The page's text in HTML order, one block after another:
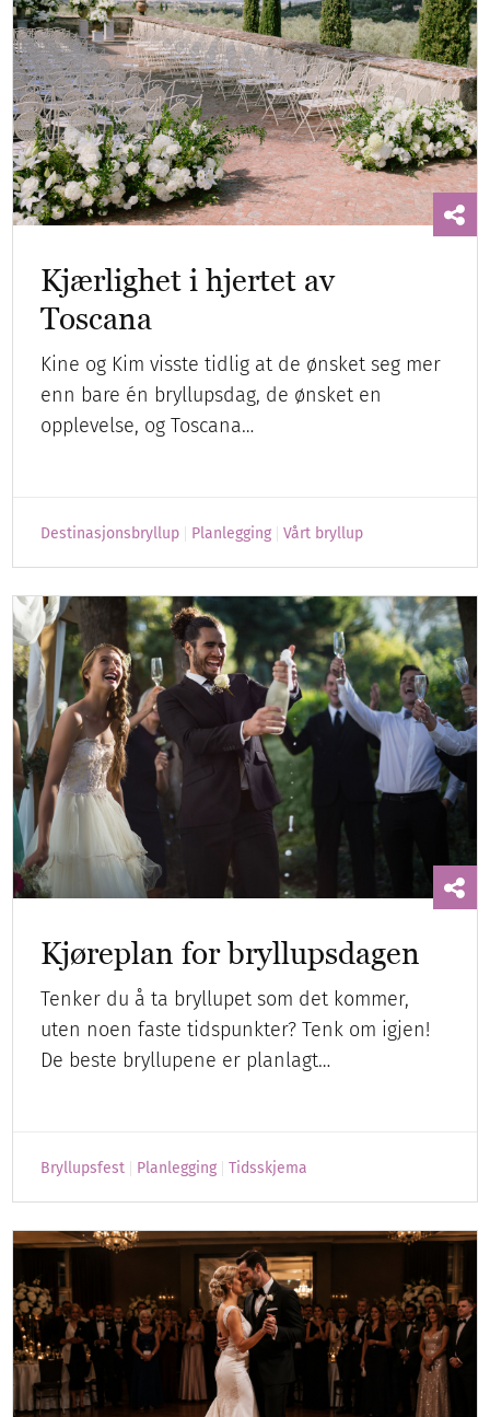
Kjærlighet i hjertet av
Toscana
Kine og Kim visste tidlig at de ønsket seg mer
enn bare én bryllupsdag, de ønsket en
opplevelse, og Toscana…
Destinasjonsbryllup Planlegging Vårt bryllup
Kjøreplan for bryllupsdagen
Tenker du å ta bryllupet som det kommer,
uten noen faste tidspunkter? Tenk om igjen!
De beste bryllupene er planlagt…
Bryllupsfest Planlegging Tidsskjema